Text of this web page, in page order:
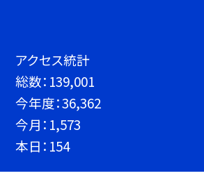
アクセス統計
総数： 139,001
今年度：36,362
今月： 1,573
本日： 154